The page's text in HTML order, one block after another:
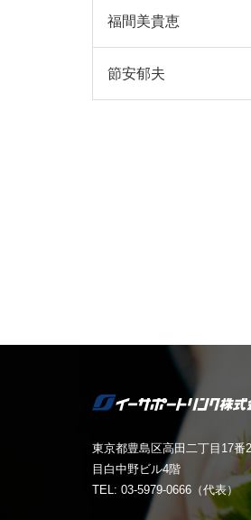
福間美貴恵
節安郁夫
東京都豊島区高田二丁目17番
目白中野ビル4階
TEL: 03-5979-0666（代表）